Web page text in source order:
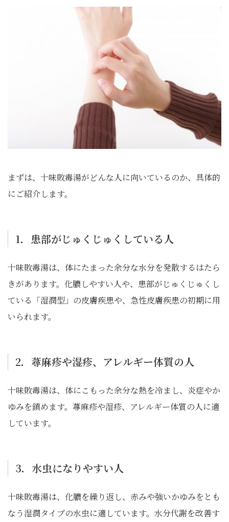
まずは、十味敗毒湯がどんな人に向いているのか、具体的
にご紹介します。
1．患部がじゅくじゅくしている人
十味敗毒湯は、体にたまった余分な水分を発散するはたら
きがあります。化膿しやすい人や、患部がじゅくじゅくし
ている「湿潤型」の皮膚疾患や、急性皮膚疾患の初期に用
いられます。
2．蕁麻疹や湿疹、アレルギー体質の人
十味敗毒湯は、体にこもった余分な熱を冷まし、炎症やか
ゆみを鎮めます。蕁麻疹や湿疹、アレルギー体質の人に適
しています。
3．水虫になりやすい人
十味敗毒湯は、化膿を繰り返し、赤みや強いかゆみをとも
なう湿潤タイプの水虫に適しています。水分代謝を改善す